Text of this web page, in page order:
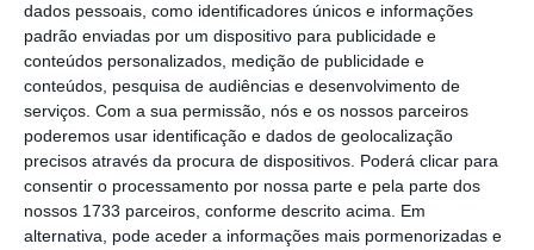
dados pessoais, como identificadores únicos e informações
padrão enviadas por um dispositivo para publicidade e
conteúdos personalizados, medição de publicidade e
conteúdos, pesquisa de audiências e desenvolvimento de
serviços. Com a sua permissão, nós e os nossos parceiros
poderemos usar identificação e dados de geolocalização
precisos através da procura de dispositivos. Poderá clicar para
consentir o processamento por nossa parte e pela parte dos
nossos 1733 parceiros, conforme descrito acima. Em
alternativa, pode aceder a informações mais pormenorizadas e